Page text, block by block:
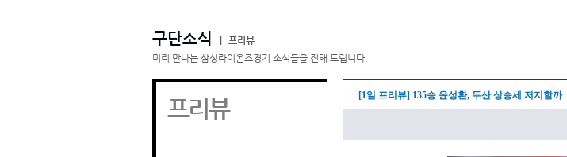
구단소식
프리뷰
미리 만나는 삼성라이온즈경기 소식들을 전해 드립니다.
프리뷰 [1일 프리뷰] 135승 윤성환, 두산 상승세 저지할까